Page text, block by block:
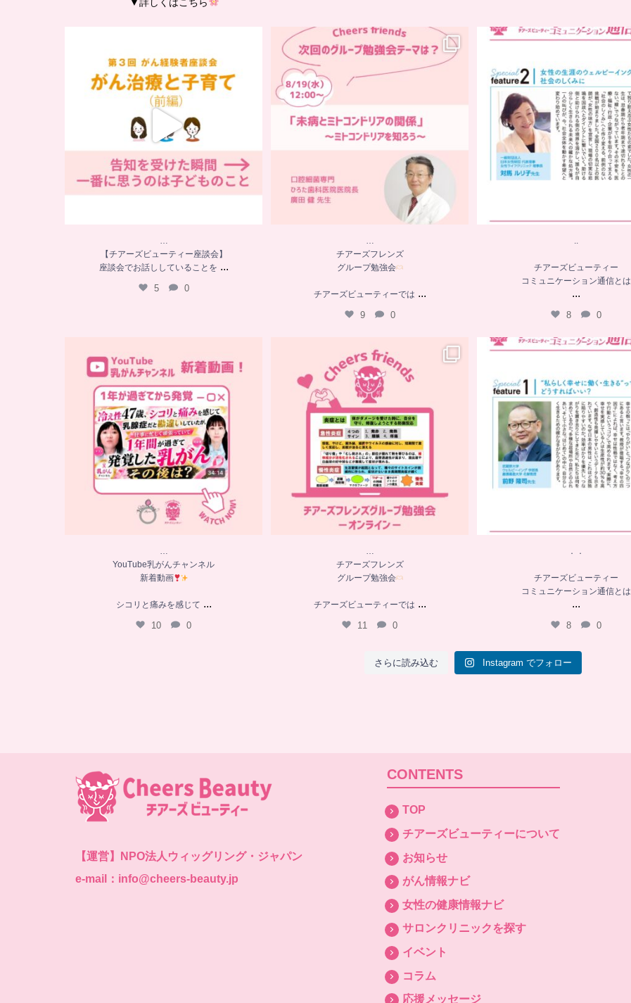
座談会でお話ししていることを
5 0
…
【チアーズビューティー座談会】
座談会でお話ししていることを ...
5 0
チアーズフレンズ
グループ勉強会
チアーズビューティーでは
…
チアーズフレンズ
グループ勉強会
チアーズビューティーでは ...
9 0
..
コミュニケーション通信とは
...
8 0
..
チアーズビューティー
コミュニケーション通信とは
...
8 0
YouTube乳がんチャンネル
新着動画
シコリと痛みを感じて...
10 0
…
YouTube乳がんチャンネル
新着動画
シコリと痛みを感じて ...
10 0
…
チアーズフレンズ
グループ勉強会
チアーズビューティーでは
11
…
チアーズフレンズ
グループ勉強会
チアーズビューティーでは ...
11 0
．．
...
8 0
．．
チアーズビューティー
コミュニケーション通信とは
...
8 0
さらに読み込む Instagram でフォロー
【運営】
NPO法人ウィッグリング・ジャパン
e-mail：info@cheers-beauty.jp
CONTENTS
TOP
チアーズビューティーについて
お知らせ
がん情報ナビ
女性の健康情報ナビ
サロンクリニックを探す
イベント
コラム
応援メッセージ